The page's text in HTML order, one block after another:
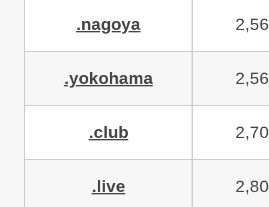
.nagoya
.yokohama
.club
.live